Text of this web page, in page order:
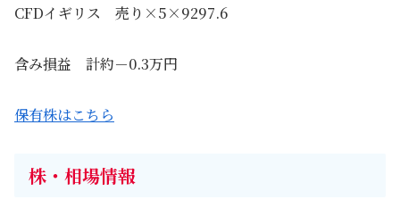
CFDイギリス 売り×5×9297.6
含み損益 計約－0.3万円
保有株はこちら
株・相場情報